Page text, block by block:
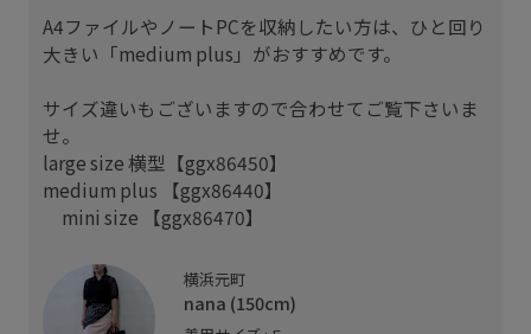
A4ファイルやノートPCを収納したい方は、ひと回り
大きい「medium plus」がおすすめです。
サイズ違いもございますので合わせてご覧下さいま
せ。
large size 横型【ggx86450】
medium plus 【ggx86440】
mini size 【ggx86470】
横浜元町
nana (150cm)